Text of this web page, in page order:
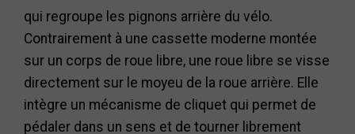
qui regroupe les pignons arrière du vélo.
Contrairement à une cassette moderne montée
sur un corps de roue libre, une roue libre se visse
directement sur le moyeu de la roue arrière. Elle
intègre un mécanisme de cliquet qui permet de
pédaler dans un sens et de tourner librement